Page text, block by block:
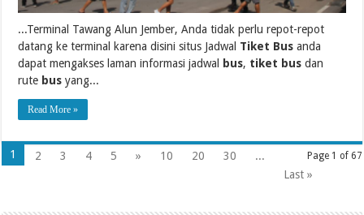
...Terminal Tawang Alun Jember, Anda tidak perlu repot-repot
datang ke terminal karena disini situs Jadwal Tiket Bus anda
dapat mengakses laman informasi jadwal
bus, tiket bus dan
rute bus yang...
Read More »
Page 1 of 67
1 2 3 4 5 » 10 20 30
...
Last »